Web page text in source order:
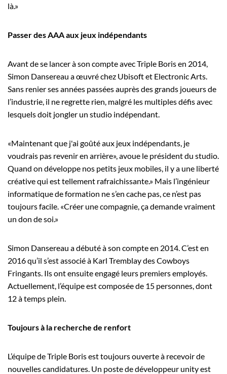
là.»
Passer des AAA aux jeux indépendants
Avant de se lancer à son compte avec Triple Boris en 2014,
Simon Dansereau a œuvré chez Ubisoft et Electronic Arts.
Sans renier ses années passées auprès des grands joueurs de
l’industrie, il ne regrette rien, malgré les multiples défis avec
lesquels doit jongler un studio indépendant.
«Maintenant que j'ai goûté aux jeux indépendants, je
voudrais pas revenir en arrière», avoue le président du studio.
Quand on développe nos petits jeux mobiles, il y a une liberté
créative qui est tellement rafraichissante.» Mais l’ingénieur
informatique de formation ne s’en cache pas, ce n’est pas
toujours facile. «Créer une compagnie, ça demande vraiment
un don de soi.»
Simon Dansereau a débuté à son compte en 2014. C’est en
2016 qu’il s’est associé à Karl Tremblay des Cowboys
Fringants. Ils ont ensuite engagé leurs premiers employés.
Actuellement, l’équipe est composée de 15 personnes, dont
12 à temps plein.
Toujours à la recherche de renfort
L’équipe de Triple Boris est toujours ouverte à recevoir de
nouvelles candidatures. Un poste de développeur unity est